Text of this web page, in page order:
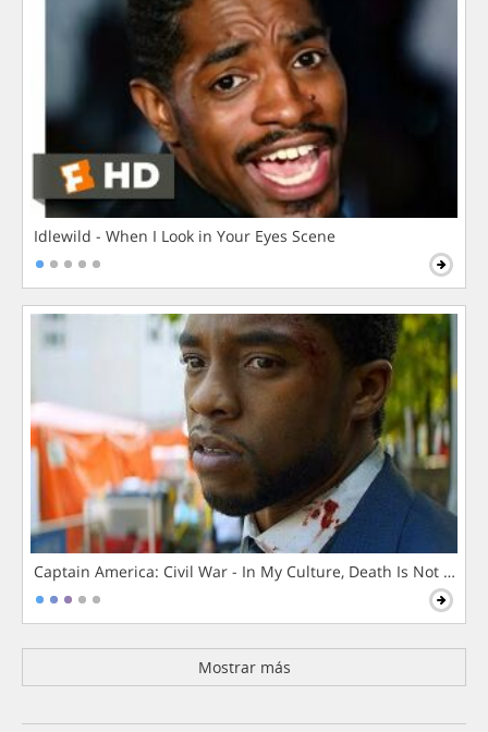
Idlewild - When I Look in Your Eyes Scene
Captain America: Civil War - In My Culture, Death Is Not The
Mostrar más